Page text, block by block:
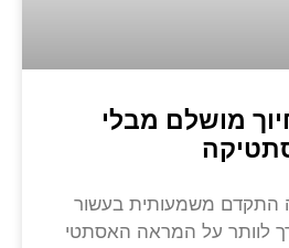
מושלם מבלי
התקדם משמעותית בעשור
לוותר על המראה האסתטי